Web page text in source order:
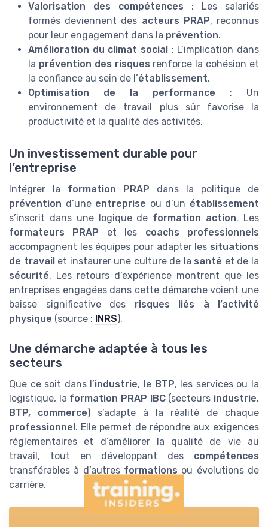
Valorisation des compétences : Les salariés
formés deviennent des acteurs PRAP, reconnus
pour leur engagement dans la prévention.
Amélioration du climat social
: L’implication dans
la prévention des risques renforce la cohésion et
la confiance au sein de l’établissement.
Optimisation de la performance : Un
environnement de travail plus sûr favorise la
productivité et la qualité des activités.
Un investissement durable pour
l’entreprise
Intégrer la formation PRAP dans la politique de
prévention d’une entreprise ou d’un établissement
s’inscrit dans une logique de formation action. Les
formateurs PRAP et les coachs professionnels
accompagnent les équipes pour adapter les situations
de travail et instaurer une culture de la santé et de la
sécurité. Les retours d’expérience montrent que les
entreprises engagées dans cette démarche voient une
baisse significative des risques liés à l’activité
physique (source : INRS).
Une démarche adaptée à tous les
secteurs
Que ce soit dans l’industrie, le BTP, les services ou la
logistique, la formation PRAP IBC(secteurs industrie,
BTP, commerce) s’adapte à la réalité de chaque
professionnel. Elle permet de répondre aux exigences
réglementaires et d’améliorer la qualité de vie au
travail, tout en développant des compétences
transférables à d’autres formations ou évolutions de
carrière.